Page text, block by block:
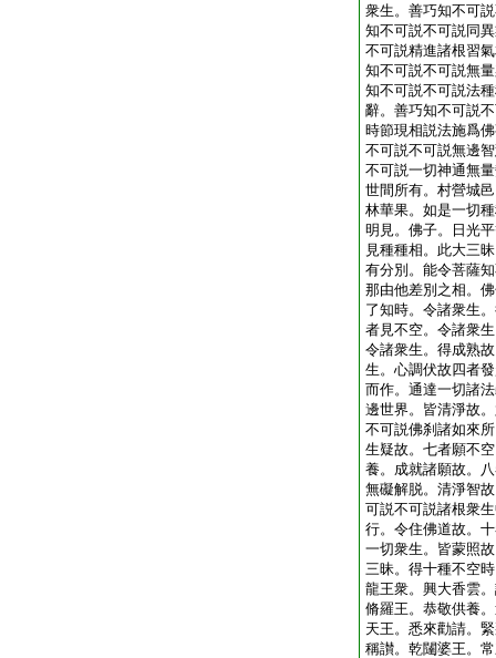
衆生。善巧知不可
知不可説不可説同
不可説精進諸根習
知不可説不可説無
知不可説不可説法
辭。善巧知不可説
時節現相説法施爲
不可説不可説無邊
不可説一切神通無
世間所有。村營城
林華果。如是一切
明見。佛子。日光
見種種相。此大三
有分別。能令菩薩
那由他差別之相。
了知時。令諸衆生
者見不空。令諸衆
令諸衆生。得成熟
生。心調伏故四者
而作。通達一切諸
邊世界。皆清淨故
不可説佛刹諸如來
生疑故。七者願不
養。成就諸願故。
無礙解脱。清淨智
可説不可説諸根衆
行。令住佛道故。
一切衆生。皆蒙照
三昧。得十種不空
龍王衆。興大香雲
脩羅王。恭敬供養
天王。悉來勸請。
稱讃。乾闥婆王。